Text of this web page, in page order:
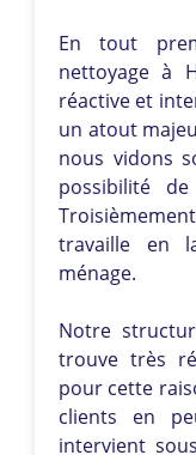
En tout
nettoyage à
réactive et
un atout
nous vidons
possibilité
travaille en
ménage.
Notre
trouve très
pour cette
clients en
intervient